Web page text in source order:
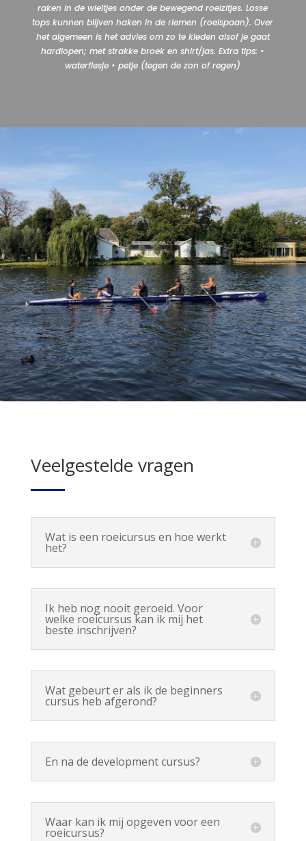
raken in de wieltjes onder de bewegend roeizitjes. Losse
tops kunnen blijven haken in de riemen (roeispaan). Over
het algemeen is het advies om zo te kleden alsof je gaat
hardlopen; met strakke broek en shirt/jas. Extra tips: •
waterflesje • petje (tegen de zon of regen)
Veelgestelde vragen
Wat is een roeicursus en hoe werkt
het?
Ik heb nog nooit geroeid. Voor
welke roeicursus kan ik mij het
beste inschrijven?
Wat gebeurt er als ik de beginners
cursus heb afgerond?
En na de development cursus?
Waar kan ik mij opgeven voor een
roeicursus?